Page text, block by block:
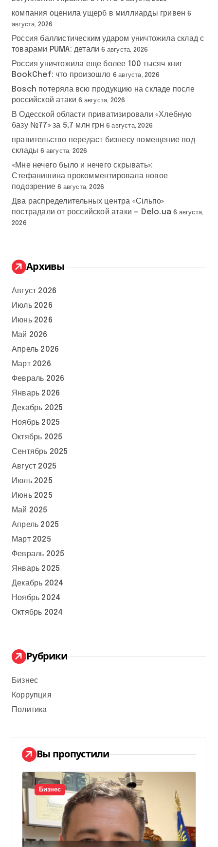
компания оценила ущерб в миллиарды гривен 6
августа, 2026
Россия баллистическим ударом уничтожила склад с
товарами PUMA: детали 6 августа, 2026
Россия уничтожила еще более 100 тысяч книг
BookChef: что произошло 6 августа, 2026
Bosch потеряла всю продукцию на складе после
российской атаки 6 августа, 2026
В Одесской области приватизировали «Хлебную
базу №77» за 5,7 млн грн 6 августа, 2026
правительство передаст бизнесу помещение под
склады 6 августа, 2026
«Мне нечего было и нечего скрывать»:
Стефанишина прокомментировала новое
подозрение 6 августа, 2026
Два распределительных центра «Сільпо»
пострадали от российской атаки — Delo.ua 6 августа,
2026
Архивы
Август 2026
Июль 2026
Июнь 2026
Май 2026
Апрель 2026
Март 2026
Февраль 2026
Январь 2026
Декабрь 2025
Ноябрь 2025
Октябрь 2025
Сентябрь 2025
Август 2025
Июль 2025
Июнь 2025
Май 2025
Апрель 2025
Март 2025
Февраль 2025
Январь 2025
Декабрь 2024
Ноябрь 2024
Октябрь 2024
Рубрики
Бизнес
Коррупция
Политика
Вы пропустили
Бизнес